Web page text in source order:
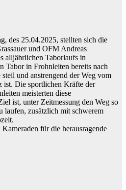
des 25.04.2025, stellten sich die
und OFM Andreas
alljährlichen Taborlaufs in
Tabor in Frohnleiten bereits nach
und anstrengend der Weg vom
ist. Die sportlichen Kräfte der
meisterten diese
ist, unter Zeitmessung den Weg so
laufen, zusätzlich mit schwerem
für die herausragende